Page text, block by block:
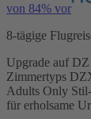
von 84% vor
8-tägige
Upgrade auf
Zimmertyps
Adults Only
für erholsame